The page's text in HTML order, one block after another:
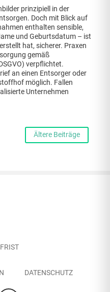
prinzipiell in der
Doch mit Blick auf
enthalten sensible,
und Geburtsdatum – ist
hat, sicherer. Praxen
gemäß
verpflichtet.
an einen Entsorger oder
möglich. Fallen
Unternehmen
Ältere Beiträge
DATENSCHUTZ